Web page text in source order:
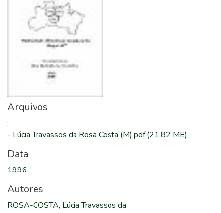
Arquivos
:
- Lúcia Travassos da Rosa Costa (M).pdf(21.82 MB)
Data
1996
Autores
ROSA-COSTA, Lúcia Travassos da